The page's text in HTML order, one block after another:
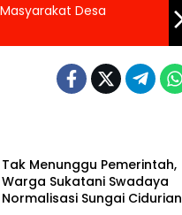
Desa
Tak Menunggu Pemerintah,
Warga Sukatani Swadaya
Normalisasi Sungai Cidurian
Banten Raya